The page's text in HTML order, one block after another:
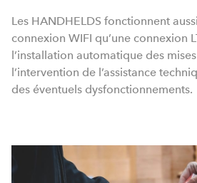
Les HANDHELDS fonctionnent
connexion WIFI qu’une connexion
l’installation automatique des
l’intervention de l’assistance
des éventuels dysfonctionnements.